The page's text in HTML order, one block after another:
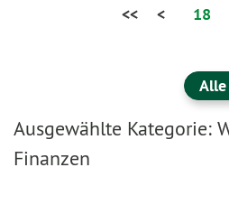
<< < 18
Ausgewählte Kategorie:
Finanzen